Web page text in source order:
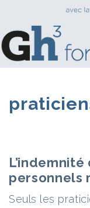
personnels
Seuls les